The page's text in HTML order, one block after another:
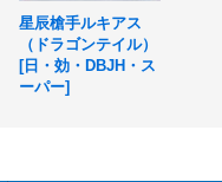
星辰槍手ルキアス
（ドラゴンテイル）
[日・効・DBJH・ス
ーパー]